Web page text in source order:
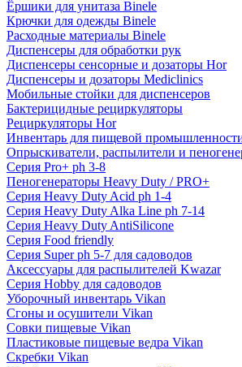
Ёршики для унитаза Binele
Крючки для одежды Binele
Расходные материалы Binele
Диспенсеры для обработки рук
Диспенсеры сенсорные и дозаторы Hor
Диспенсеры и дозаторы Mediclinics
Мобильные стойки для диспенсеров
Бактерицидные рециркуляторы
Рециркуляторы Hor
Инвентарь для пищевой
Опрыскиватели, распылители и
Серия Pro+ ph 3-8
Пеногенераторы Heavy Duty / PRO+
Серия Heavy Duty Acid ph 1-4
Серия Heavy Duty Alka Line ph 7-14
Серия Heavy Duty AntiSilicone
Серия Food friendly
Серия Super ph 5-7 для садоводов
Аксессуары для распылителей Kwazar
Серия Hobby для садоводов
Уборочный инвентарь Vikan
Сгоны и осушители Vikan
Совки пищевые Vikan
Пластиковые пищевые ведра Vikan
Скребки Vikan